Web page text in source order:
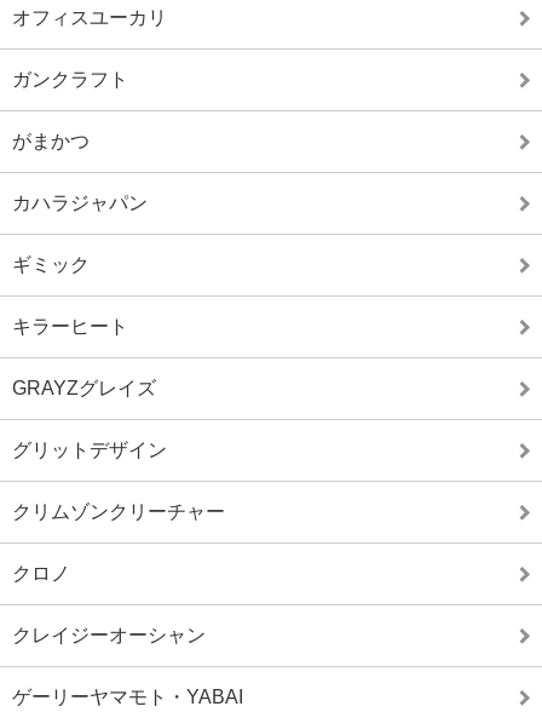
オフィスユーカリ
ガンクラフト
がまかつ
カハラジャパン
ギミック
キラーヒート
GRAYZグレイズ
グリットデザイン
クリムゾンクリーチャー
クロノ
クレイジーオーシャン
ゲーリーヤマモト・YABAI